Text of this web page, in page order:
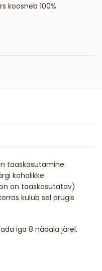
koosneb 100%
taaskasutamine:
kohalikke
on taaskasutatav)
kulub sel prügis
iga 8 nädala järel.